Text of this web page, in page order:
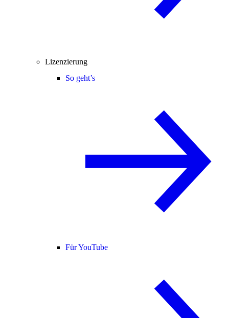
Lizenzierung
So geht’s
Für YouTube